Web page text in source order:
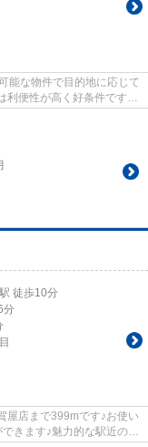
能な物件で目的地に応じて
利便性が高く好条件です！
駅 徒歩10分
分
屋店まで399mです♪お使い
きます♪魅力的な駅近の物